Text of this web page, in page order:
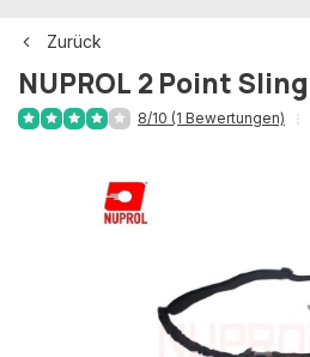
Zurück
NUPROL 2 Point
8/10 (1 Bewertungen)